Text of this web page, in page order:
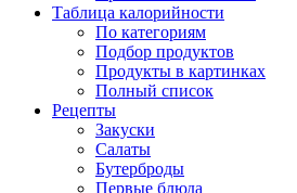
Таблица калорийности
По категориям
Подбор продуктов
Продукты в картинках
Полный список
Рецепты
Закуски
Салаты
Бутерброды
Первые блюда